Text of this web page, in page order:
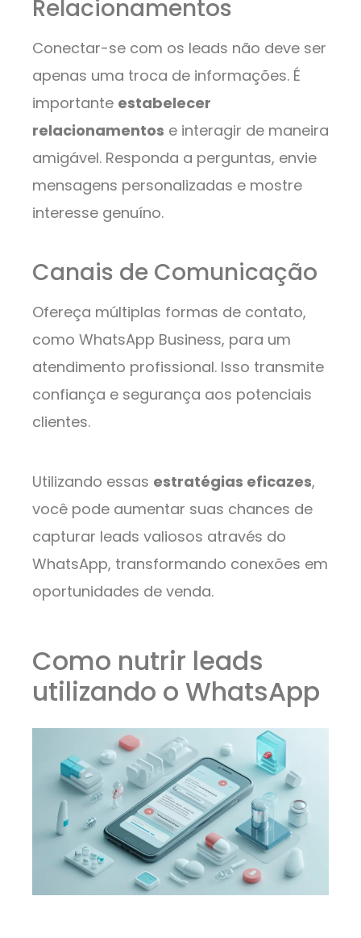
Relacionamentos
Conectar-se com os leads não deve ser
apenas uma troca de informações. É
importante estabelecer
relacionamentos e interagir de maneira
amigável. Responda a perguntas, envie
mensagens personalizadas e mostre
interesse genuíno.
Canais de Comunicação
Ofereça múltiplas formas de contato,
como WhatsApp Business, para um
atendimento profissional. Isso transmite
confiança e segurança aos potenciais
clientes.
Utilizando essas estratégias eficazes,
você pode aumentar suas chances de
capturar leads valiosos através do
WhatsApp, transformando conexões em
oportunidades de venda.
Como nutrir leads
utilizando o WhatsApp